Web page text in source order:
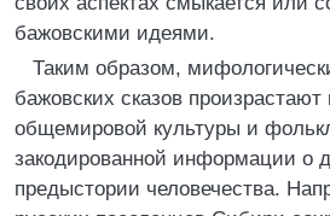
бажовскими идеями.
Таким образом,
бажовских сказов
общемировой культуры и
закодированной информации о
предыстории человечества.